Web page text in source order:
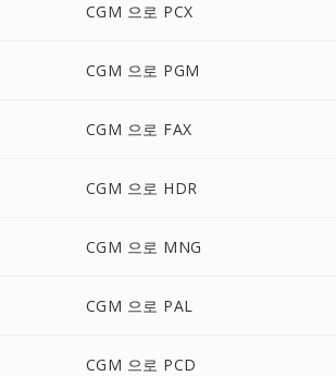
CGM 으로 PCX
CGM 으로 PGM
CGM 으로 FAX
CGM 으로 HDR
CGM 으로 MNG
CGM 으로 PAL
CGM 으로 PCD